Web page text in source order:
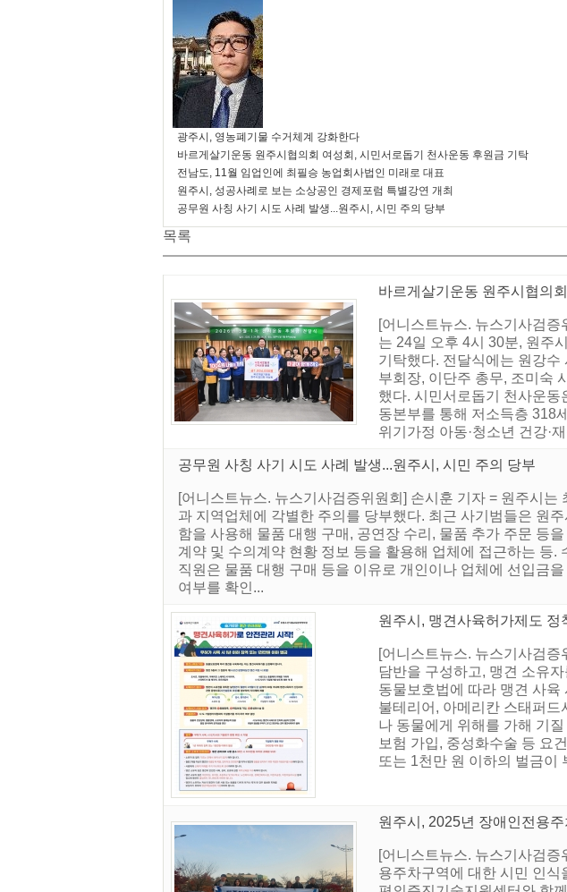
광주시, 영농폐기물 수거체계 강화한다
바르게살기운동 원주시협의회 여성회, 시민서로돕기 천사운동 후원금 기탁
전남도, 11월 임업인에 최필승 농업회사법인 미래로 대표
원주시, 성공사례로 보는 소상공인 경제포럼 특별강연 개최
공무원 사칭 사기 시도 사례 발생...원주시, 시민 주의 당부
목록
바르게살기운동 원주시협의
[어니스트뉴스. 뉴스기사검
는 24일 오후 4시 30분, 원주
기탁했다. 전달식에는 원강
부회장, 이단주 총무, 조미숙
했다. 시민서로돕기 천사운
동본부를 통해 저소득층 318
위기가정 아동·청소년 건강·
공무원 사칭 사기 시도 사례 발생...원주시, 시민 주의 당부
[어니스트뉴스. 뉴스기사검증위원회] 손시훈 기자 = 원주시
과 지역업체에 각별한 주의를 당부했다. 최근 사기범들은 원
함을 사용해 물품 대행 구매, 공연장 수리, 물품 추가 주문 등
계약 및 수의계약 현황 정보 등을 활용해 업체에 접근하는 등.
직원은 물품 대행 구매 등을 이유로 개인이나 업체에 선입금
여부를 확인...
원주시, 맹견사육허가제도 정
[어니스트뉴스. 뉴스기사검증
담반을 구성하고, 맹견 소유
동물보호법에 따라 맹견 사육
불테리어, 아메리칸 스태퍼드
나 동물에게 위해를 가해 기
보험 가입, 중성화수술 등 요
또는 1천만 원 이하의 벌금이
원주시, 2025년 장애인전용
[어니스트뉴스. 뉴스기사검
용주차구역에 대한 시민 인식